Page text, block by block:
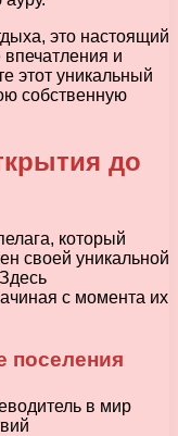
это настоящий
и
этот уникальный
собственную
до
который
своей уникальной
с момента их
поселения